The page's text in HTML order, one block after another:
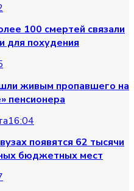
100 смертей связали
для похудения
живым пропавшего на
пенсионера
16:04
появятся 62 тысячи
бюджетных мест
закончилась